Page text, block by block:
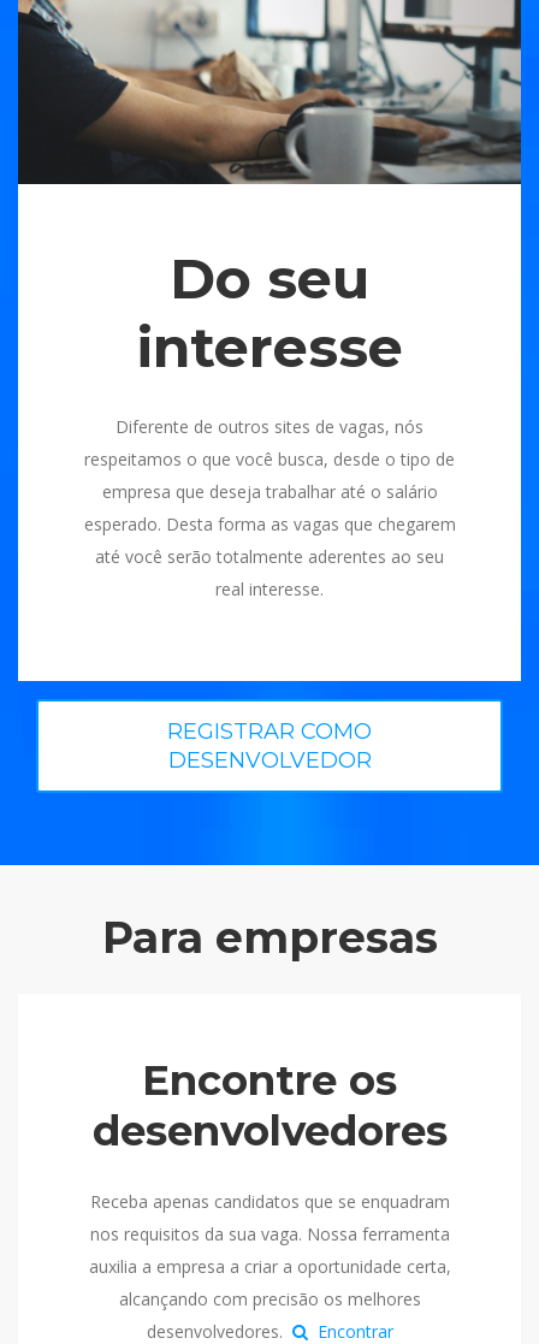
Do seu
interesse
Diferente de outros sites de vagas, nós
respeitamos o que você busca, desde o tipo de
empresa que deseja trabalhar até o salário
esperado. Desta forma as vagas que chegarem
até você serão totalmente aderentes ao seu
real interesse.
REGISTRAR COMO
DESENVOLVEDOR
Para empresas
Encontre os
desenvolvedores
Receba apenas candidatos que se enquadram
nos requisitos da sua vaga. Nossa ferramenta
auxilia a empresa a criar a oportunidade certa,
alcançando com precisão os melhores
desenvolvedores.
Encontrar